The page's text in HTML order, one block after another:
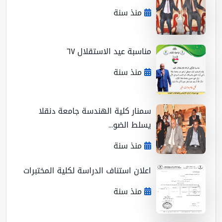
منذ سنة
مناسبة عيد الاستقلال ٦٧
منذ سنة
سمنار كلية الهندسة جامعة دنقلا
يسلط الضو...
منذ سنة
اعلان استناف الدراسة لكلية المختبرات
منذ سنة